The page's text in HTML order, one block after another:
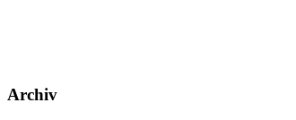
Archiv